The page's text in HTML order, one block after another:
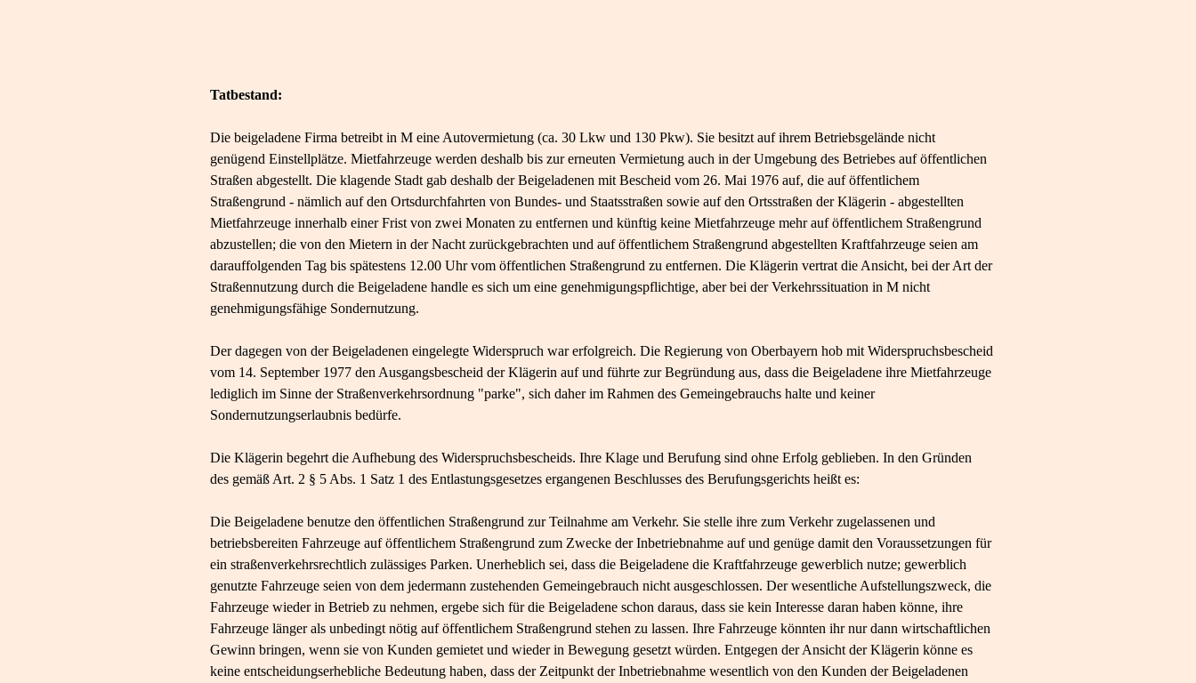
Tatbestand:
Die beigeladene Firma betreibt in M eine Autovermietung (ca. 30 Lkw und 130 Pkw). Sie besitzt auf ihrem Betriebsgelände nicht
genügend Einstellplätze. Mietfahrzeuge werden deshalb bis zur erneuten Vermietung auch in der Umgebung des Betriebes auf öffentlichen
Straßen abgestellt. Die klagende Stadt gab deshalb der Beigeladenen mit Bescheid vom 26. Mai 1976 auf, die auf öffentlichem
Straßengrund - nämlich auf den Ortsdurchfahrten von Bundes- und Staatsstraßen sowie auf den Ortsstraßen der Klägerin - abgestellten
Mietfahrzeuge innerhalb einer Frist von zwei Monaten zu entfernen und künftig keine Mietfahrzeuge mehr auf öffentlichem Straßengrund
abzustellen; die von den Mietern in der Nacht zurückgebrachten und auf öffentlichem Straßengrund abgestellten Kraftfahrzeuge seien am
darauffolgenden Tag bis spätestens 12.00 Uhr vom öffentlichen Straßengrund zu entfernen. Die Klägerin vertrat die Ansicht, bei der Art der
Straßennutzung durch die Beigeladene handle es sich um eine genehmigungspflichtige, aber bei der Verkehrssituation in M nicht
genehmigungsfähige Sondernutzung.
Der dagegen von der Beigeladenen eingelegte Widerspruch war erfolgreich. Die Regierung von Oberbayern hob mit Widerspruchsbescheid
vom 14. September 1977 den Ausgangsbescheid der Klägerin auf und führte zur Begründung aus, dass die Beigeladene ihre Mietfahrzeuge
lediglich im Sinne der Straßenverkehrsordnung "parke", sich daher im Rahmen des Gemeingebrauchs halte und keiner
Sondernutzungserlaubnis bedürfe.
Die Klägerin begehrt die Aufhebung des Widerspruchsbescheids. Ihre Klage und Berufung sind ohne Erfolg geblieben. In den Gründen
des gemäß Art. 2 § 5 Abs. 1 Satz 1 des Entlastungsgesetzes ergangenen Beschlusses des Berufungsgerichts heißt es:
Die Beigeladene benutze den öffentlichen Straßengrund zur Teilnahme am Verkehr. Sie stelle ihre zum Verkehr zugelassenen und
betriebsbereiten Fahrzeuge auf öffentlichem Straßengrund zum Zwecke der Inbetriebnahme auf und genüge damit den Voraussetzungen für
ein straßenverkehrsrechtlich zulässiges Parken. Unerheblich sei, dass die Beigeladene die Kraftfahrzeuge gewerblich nutze; gewerblich
genutzte Fahrzeuge seien von dem jedermann zustehenden Gemeingebrauch nicht ausgeschlossen. Der wesentliche Aufstellungszweck, die
Fahrzeuge wieder in Betrieb zu nehmen, ergebe sich für die Beigeladene schon daraus, dass sie kein Interesse daran haben könne, ihre
Fahrzeuge länger als unbedingt nötig auf öffentlichem Straßengrund stehen zu lassen. Ihre Fahrzeuge könnten ihr nur dann wirtschaftlichen
Gewinn bringen, wenn sie von Kunden gemietet und wieder in Bewegung gesetzt würden. Entgegen der Ansicht der Klägerin könne es
keine entscheidungserhebliche Bedeutung haben, dass der Zeitpunkt der Inbetriebnahme wesentlich von den Kunden der Beigeladenen